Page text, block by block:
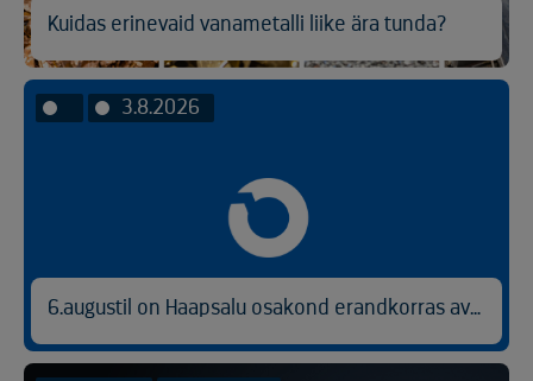
Kuidas erinevaid vanametalli liike ära tunda?
3.8.2026